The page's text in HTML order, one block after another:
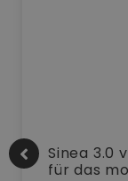
Sinea 3.0
für das